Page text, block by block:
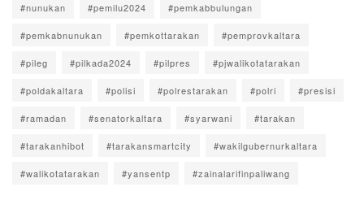
#nunukan #pemilu2024 #pemkabbulungan
#pemkabnunukan #pemkottarakan #pemprovkaltara
#pileg #pilkada2024 #pilpres #pjwalikotatarakan
#poldakaltara #polisi #polrestarakan #polri #presisi
#ramadan #senatorkaltara #syarwani #tarakan
#tarakanhibot #tarakansmartcity #wakilgubernurkaltara
#walikotatarakan #yansentp #zainalarifinpaliwang